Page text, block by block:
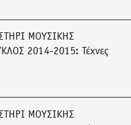
ΜΟΥΣΙΚΗΣ
2014-2015: Τέχνες
ΜΟΥΣΙΚΗΣ